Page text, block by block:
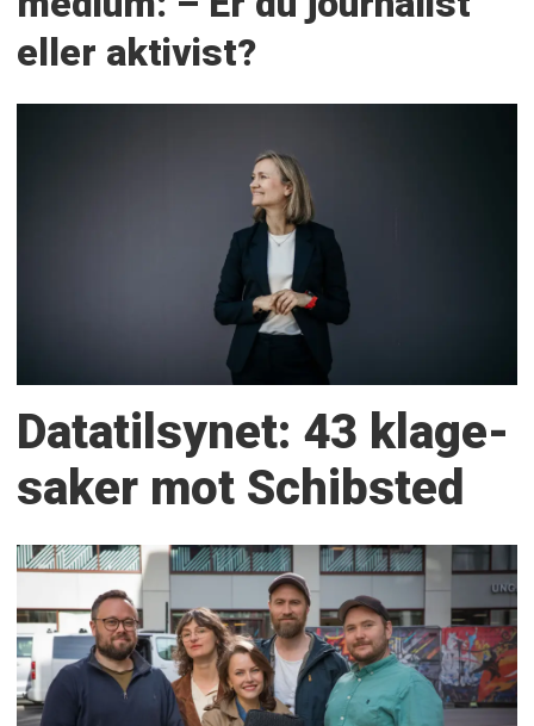
eller aktivist?
Datatilsynet: 43 klage­
saker mot Schibsted